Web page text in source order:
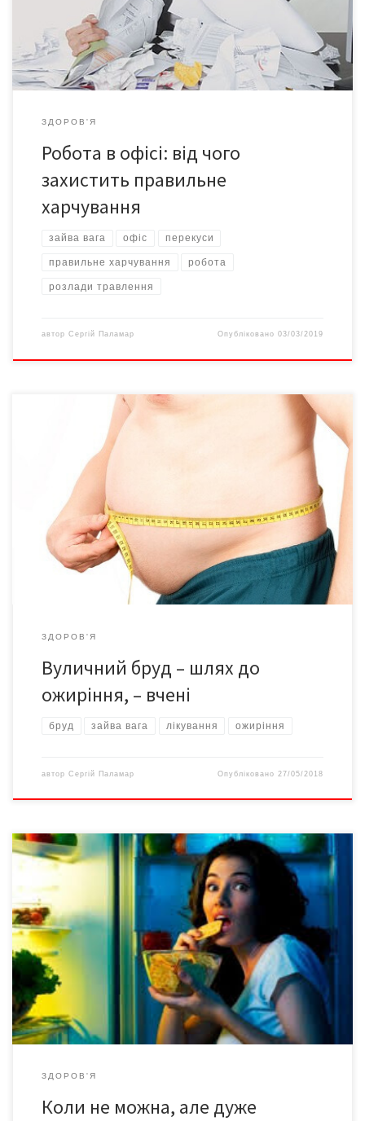
кабінетна робота – не привід цілодобово жувати за
комп’ютером. Утім, і […]
ЗДОРОВ'Я
Робота в офісі: від чого
захистить правильне
харчування
зайва вага офіс перекуси
правильне харчування робота
розлади травлення
автор Сергій Паламар Опубліковано03/03/2019
Вчені зробили висновок: чим менше в ваш будинок потрапляє
бруду з вулиці, тим менше ризик виникнення гормональних
порушень, що ведуть до набору ваги. Про це повідомляє
newsyou. Дослідницька група в складі двох португальських
університетів Авейро і Бейра Інтеріор на щорічній
конференції Європейського товариства ендокринології, що
проходить в Барселоні, оприлюднили результати свого […]
ЗДОРОВ'Я
Вуличний бруд – шлях до
ожиріння, – вчені
бруд зайва вага лікування ожиріння
автор Сергій Паламар Опубліковано 27/05/2018
Багато людей мають звичку не лише переїдати увечері, але й
зловживати не найкориснішими й занадто калорійними
харчами. Як навчитися контролювати себе? За словами
дієтологів, ті хто стають ненажерами увечері, насправді не
харчуються повноцінно протягом дня, повідомляють на
«Медикфорум».. Фахівці переконані: якщо грамотно
налагодити своє харчування вдень, бажання набити шлунок
[…]
ЗДОРОВ'Я
Коли не можна, але дуже